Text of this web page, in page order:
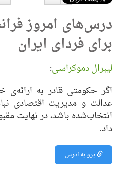
دوست
نداشتن
درس‌های امروز
برای فردای ایران
لیبرال دموکراسی:
اگر حکومتی قادر به
عدالت و مدیریت اقتصادی
انتخاب‌شده باشد، در نهایت
داد.
برو به آدرس